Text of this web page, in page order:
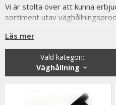
Vi är stolta över att kunna
sortiment utav
fjäderbensstag, motorkuddar
Från kända tillverkare så som
Läs mer
Vald kategori:
Väghållning